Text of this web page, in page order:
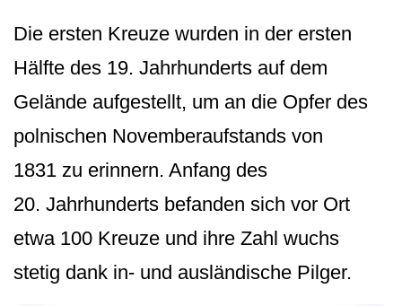
Die ersten Kreuze wurden in der ersten
Hälfte des 19. Jahrhunderts auf dem
Gelände aufgestellt, um an die Opfer des
polnischen Novemberaufstands von
1831 zu erinnern. Anfang des
20. Jahrhunderts befanden sich vor Ort
etwa 100 Kreuze und ihre Zahl wuchs
stetig dank in- und ausländische Pilger.